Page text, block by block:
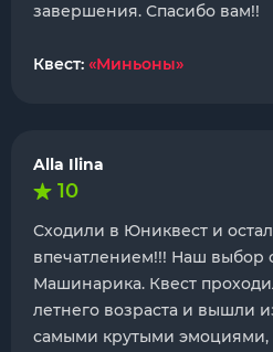
завершения. Спасибо вам!!
Квест: «Миньоны»
Alla Ilina
10
Сходили в Юниквест и
впечатлением!!! Наш выбор
Машинарика. Квест
летнего возраста и вышли
самыми крутыми эмоциями,